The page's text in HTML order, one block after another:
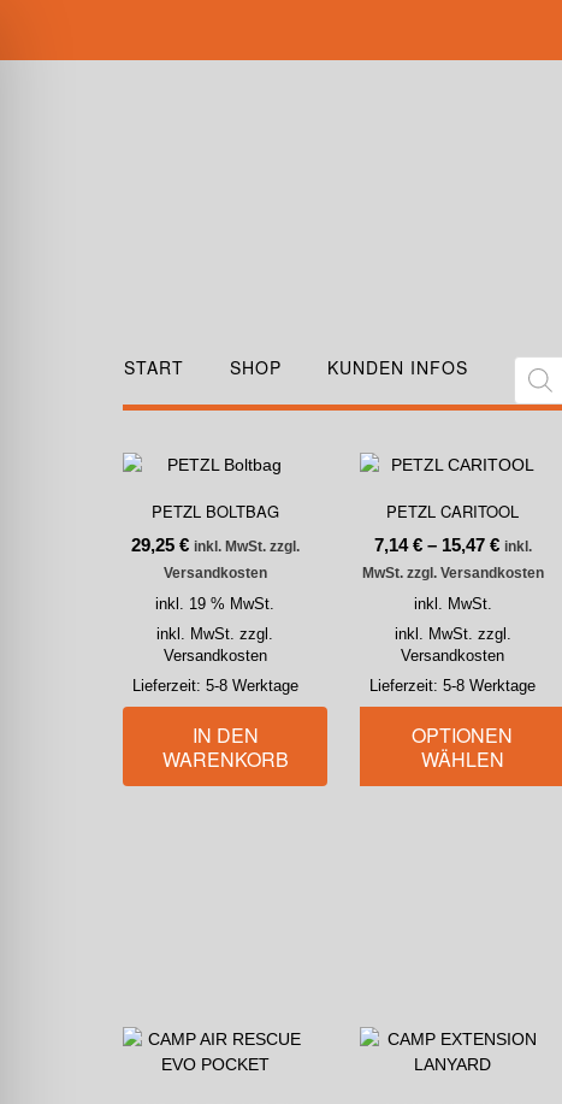
START SHOP KUNDEN INFOS
PETZL BOLTBAG
29,25 € inkl. MwSt. zzgl.
Versandkosten
inkl. 19 % MwSt.
inkl. MwSt. zzgl.
Versandkosten
Lieferzeit: 5-8 Werktage
IN DEN
WARENKORB
PETZL CARITOOL
7,14€– 15,47 € inkl.
MwSt. zzgl. Versandkosten
inkl. MwSt.
inkl. MwSt. zzgl.
Versandkosten
Lieferzeit:5-8 Werktage
OPTIONEN
WÄHLEN